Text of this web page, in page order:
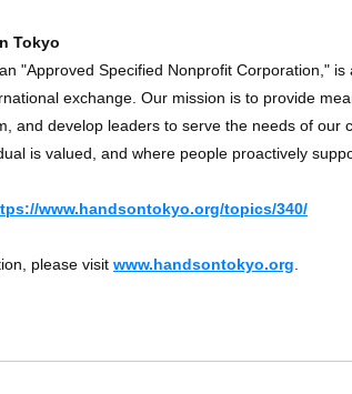
Tokyo
"Approved Specified Nonprofit Corporation,"
exchange. Our mission is to provide
and develop leaders to serve the needs of our
is valued, and where people proactively
www.handsontokyo.org/topics/340/
please visit www.handsontokyo.org